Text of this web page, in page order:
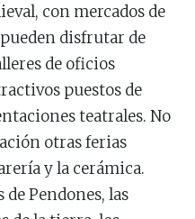
con mercados de
disfrutar de
de oficios
puestos de
teatrales. No
otras ferias
y la cerámica.
de Pendones, las